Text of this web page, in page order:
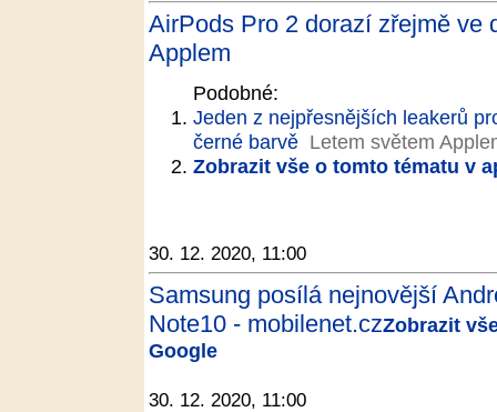
AirPods Pro 2 dorazí zřejmě ve
Applem
Podobné:
Jeden z nejpřesnějších leakerů
černé barvě Letem světem
Zobrazit vše o tomto tématu v
30. 12. 2020, 11:00
Samsung posílá nejnovější
Note10 - mobilenet.czZobrazit
Google
30. 12. 2020, 11:00